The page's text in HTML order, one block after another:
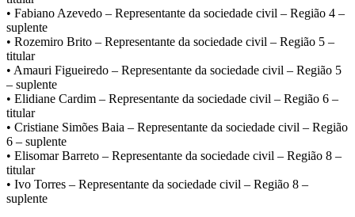
• Fabiano Azevedo – Representante da sociedade civil – Região 4 –
suplente
• Rozemiro Brito – Representante da sociedade civil – Região 5 –
titular
• Amauri Figueiredo – Representante da sociedade civil – Região 5
– suplente
• Elidiane Cardim – Representante da sociedade civil – Região 6 –
titular
• Cristiane Simões Baia – Representante da sociedade civil – Região
6 – suplente
• Elisomar Barreto – Representante da sociedade civil – Região 8 –
titular
• Ivo Torres – Representante da sociedade civil – Região 8 –
suplente